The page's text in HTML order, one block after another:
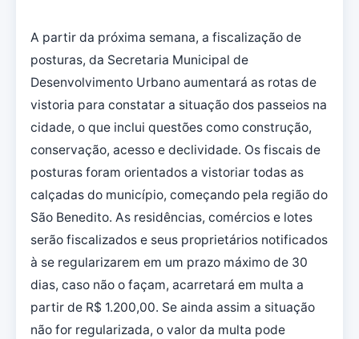
A partir da próxima semana, a fiscalização de
posturas, da Secretaria Municipal de
Desenvolvimento Urbano aumentará as rotas de
vistoria para constatar a situação dos passeios na
cidade, o que inclui questões como construção,
conservação, acesso e declividade. Os fiscais de
posturas foram orientados a vistoriar todas as
calçadas do município, começando pela região do
São Benedito. As residências, comércios e lotes
serão fiscalizados e seus proprietários notificados
à se regularizarem em um prazo máximo de 30
dias, caso não o façam, acarretará em multa a
partir de R$ 1.200,00. Se ainda assim a situação
não for regularizada, o valor da multa pode